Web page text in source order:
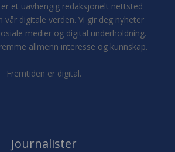
et uavhengig redaksjonelt nettsted
vår digitale verden. Vi gir deg nyheter
medier og digital underholdning.
allmenn interesse og kunnskap.
Fremtiden er digital.
Journalister